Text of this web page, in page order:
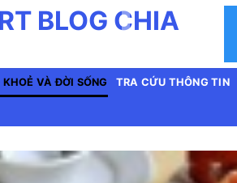
BLOG CHIA
VÀ ĐỜI SỐNG TRA CỨU THÔNG TIN